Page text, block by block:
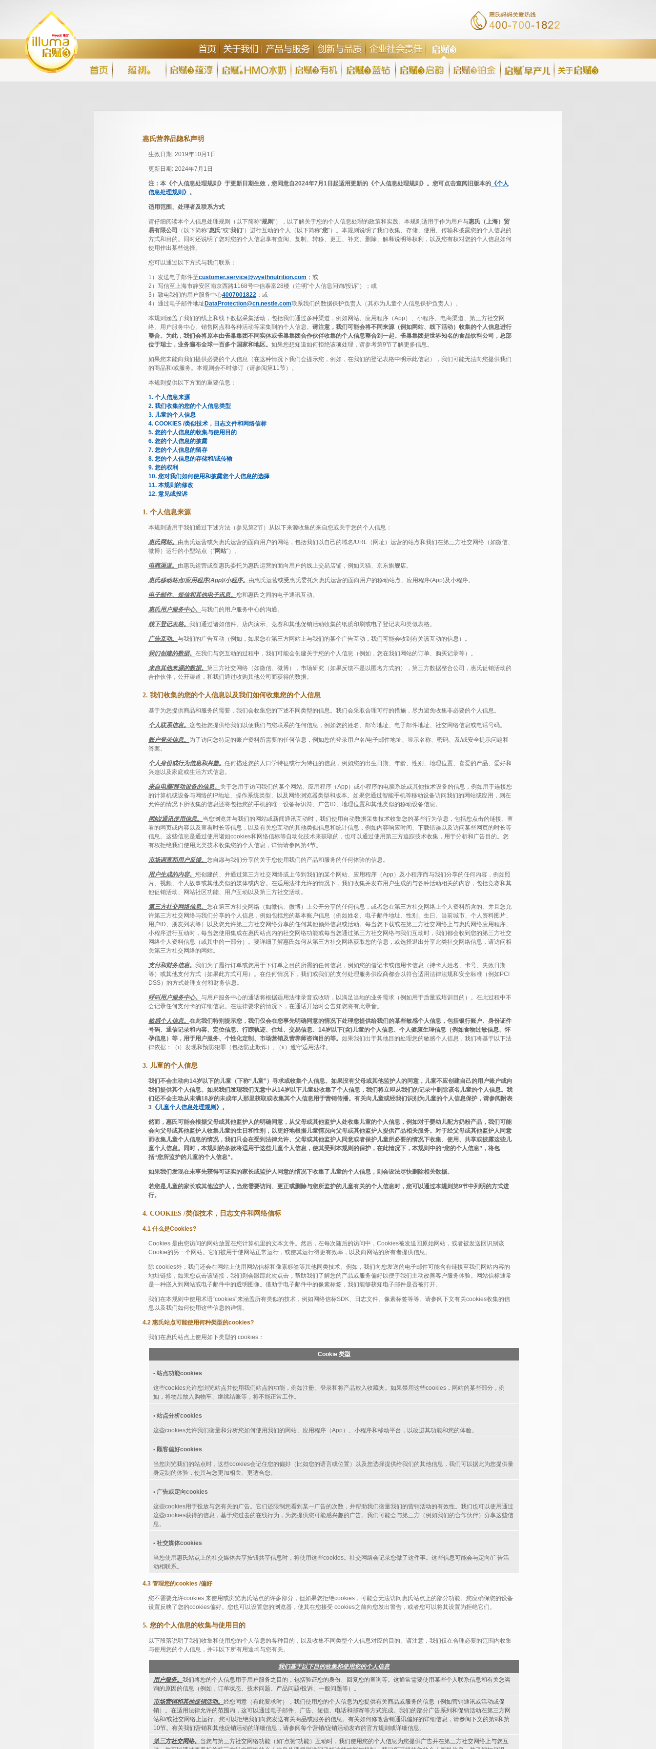
惠氏营养品隐私声明
生效日期: 2019年10月1日
更新日期: 2024年7月1日
注：本《个人信息处理规则》于更新日期生效，您同意自2024年7月1日起适用更新的《个人信息处理规则》。您可点击查阅旧版本的 《个人
信息处理规则》 。
适用范围、处理者及联系方式
请仔细阅读本个人信息处理规则（以下简称“规则”），以了解关于您的个人信息处理的政策和实践。本规则适用于作为用户与惠氏（上海）贸
易有限公司
（以下简称“惠氏”或“我们”）进行互动的个人（以下简称“您”）。本规则说明了我们收集、存储、使用、传输和披露您的个人信息的
方式和目的。同时还说明了您对您的个人信息享有查阅、复制、转移、更正、补充、删除、解释说明等权利，以及您有权对您的个人信息如何
使用作出某些选择。
您可以通过以下方式与我们联系：
1）发送电子邮件至customer.service@wyethnutrition.com ；或
2）写信至上海市静安区南京西路1168号中信泰富28楼（注明“个人信息问询/投诉”）；或
3）致电我们的用户服务中心4007001822 ；或
4）通过电子邮件地址 DataProtection@cn.nestle.com联系我们的数据保护负责人（其亦为儿童个人信息保护负责人）。
本规则涵盖了我们的线上和线下数据采集活动，包括我们通过多种渠道，例如网站、应用程序（App）、小程序、电商渠道、第三方社交网
络、用户服务中心、销售网点和各种活动等采集到的个人信息。 请注意，我们可能会将不同来源（例如网站、线下活动）收集的个人信息进行
整合。为此，我们会将原本由雀巢集团不同实体或雀巢集团合作伙伴收集的个人信息整合到一起。雀巢集团是世界知名的食品饮料公司，总部
位于瑞士，业务遍布全球一百多个国家和地区。 如果您想知道如何拒绝该项处理，请参考第9节了解更多信息。
如果您未能向我们提供必要的个人信息（在这种情况下我们会提示您，例如，在我们的登记表格中明示此信息），我们可能无法向您提供我们
的商品和/或服务。本规则会不时修订（请参阅第11节）。
本规则提供以下方面的重要信息：
1. 个人信息来源
2. 我们收集的您的个人信息类型
3. 儿童的个人信息
4. COOKIES /类似技术，日志文件和网络信标
5. 您的个人信息的收集与使用目的
6. 您的个人信息的披露
7. 您的个人信息的留存
8. 您的个人信息的存储和/或传输
9. 您的权利
10. 您对我们如何使用和披露您个人信息的选择
11. 本规则的修改
12. 意见或投诉
1. 个人信息来源
本规则适用于我们通过下述方法（参见第2节）从以下来源收集的来自您或关于您的个人信息：
惠氏网站。 由惠氏运营或为惠氏运营的面向用户的网站，包括我们以自己的域名/URL（网址）运营的站点和我们在第三方社交网络（如微信、
微博）运行的小型站点（“网站”）。
电商渠道。 由惠氏运营或受惠氏委托为惠氏运营的面向用户的线上交易店铺，例如天猫、京东旗舰店。
惠氏移动站点/应用程序(App)/小程序。 由惠氏运营或受惠氏委托为惠氏运营的面向用户的移动站点、应用程序(App)及小程序。
电子邮件、短信和其他电子讯息。 您和惠氏之间的电子通讯互动。
惠氏用户服务中心。 与我们的用户服务中心的沟通。
线下登记表格。 我们通过诸如信件、店内演示、竞赛和其他促销活动收集的纸质印刷或电子登记表和类似表格。
广告互动。 与我们的广告互动（例如，如果您在第三方网站上与我们的某个广告互动，我们可能会收到有关该互动的信息）。
我们创建的数据。 在我们与您互动的过程中，我们可能会创建关于您的个人信息（例如，您在我们网站的订单、购买记录等）。
来自其他来源的数据。 第三方社交网络（如微信、微博），市场研究（如果反馈不是以匿名方式的），第三方数据整合公司，惠氏促销活动的
合作伙伴，公开渠道，和我们通过收购其他公司而获得的数据。
2. 我们收集的您的个人信息以及我们如何收集您的个人信息
基于为您提供商品和服务的需要，我们会收集您的下述不同类型的信息。我们会采取合理可行的措施，尽力避免收集非必要的个人信息。
个人联系信息。 这包括您提供给我们以便我们与您联系的任何信息，例如您的姓名、邮寄地址、电子邮件地址、社交网络信息或电话号码。
账户登录信息。 为了访问您特定的账户资料所需要的任何信息，例如您的登录用户名/电子邮件地址、显示名称、密码、及/或安全提示问题和
答案。
个人身份或行为信息和兴趣。 任何描述您的人口学特征或行为特征的信息，例如您的出生日期、年龄、性别、地理位置、喜爱的产品、爱好和
兴趣以及家庭或生活方式信息。
来自电脑/移动设备的信息。 关于您用于访问我们的某个网站、应用程序（App）或小程序的电脑系统或其他技术设备的信息，例如用于连接您
的计算机或设备与网络的IP地址、操作系统类型、以及网络浏览器类型和版本。如果您通过智能手机等移动设备访问我们的网站或应用，则在
允许的情况下所收集的信息还将包括您的手机的唯一设备标识符、广告ID、地理位置和其他类似的移动设备信息。
网站/通讯使用信息。 当您浏览并与我们的网站或新闻通讯互动时，我们使用自动数据采集技术收集您的某些行为信息，包括您点击的链接、查
看的网页或内容以及查看时长等信息，以及有关您互动的其他类似信息和统计信息，例如内容响应时间、下载错误以及访问某些网页的时长等
信息。这些信息是通过使用诸如cookies和网络信标等自动化技术来获取的，也可以通过使用第三方追踪技术收集，用于分析和广告目的。您
有权拒绝我们使用此类技术收集您的个人信息，详情请参阅第4节。
市场调查和用户反馈。 您自愿与我们分享的关于您使用我们的产品和服务的任何体验的信息。
用户生成的内容。 您创建的、并通过第三方社交网络或上传到我们的某个网站、应用程序（App）及小程序而与我们分享的任何内容，例如照
片、视频、个人故事或其他类似的媒体或内容。在适用法律允许的情况下，我们收集并发布用户生成的与各种活动相关的内容，包括竞赛和其
他促销活动、网站社区功能、用户互动以及第三方社交活动。
第三方社交网络信息。 您在第三方社交网络（如微信、微博）上公开分享的任何信息，或者您在第三方社交网络上个人资料所含的、并且您允
许第三方社交网络与我们分享的个人信息，例如包括您的基本账户信息（例如姓名、电子邮件地址、性别、生日、当前城市、个人资料图片、
用户ID、朋友列表等）以及您允许第三方社交网络分享的任何其他额外信息或活动。每当您下载或在第三方社交网络上与惠氏网络应用程序、
小程序进行互动时，每当您使用集成在惠氏站点内的社交网络功能或每当您通过第三方社交网络与我们互动时，我们都会收到您的第三方社交
网络个人资料信息（或其中的一部分）。要详细了解惠氏如何从第三方社交网络获取您的信息，或选择退出分享此类社交网络信息，请访问相
关第三方社交网络的网站。
支付和财务信息。 我们为了履行订单或您用于下订单之目的所需的任何信息，例如您的借记卡或信用卡信息（持卡人姓名、卡号、失效日期
等）或其他支付方式（如果此方式可用）。在任何情况下，我们或我们的支付处理服务供应商都会以符合适用法律法规和安全标准（例如PCI
DSS）的方式处理支付和财务信息。
呼叫用户服务中心。 与用户服务中心的通话将根据适用法律录音或收听，以满足当地的业务需求（例如用于质量或培训目的）。在此过程中不
会记录任何支付卡的详细信息。在法律要求的情况下，在通话开始时会告知您将有此录音。
敏感个人信息。 在此我们特别提示您，我们仅会在您事先明确同意的情况下处理您提供给我们的某些敏感个人信息，包括银行账户、身份证件
号码、通信记录和内容、定位信息、行踪轨迹、住址、交易信息、14岁以下(含)儿童的个人信息、个人健康生理信息（例如食物过敏信息、怀
孕信息）等，用于用户服务、个性化定制、市场营销及营养师咨询目的等。 如果我们出于其他目的处理您的敏感个人信息，我们将基于以下法
律依据：（i）发现和预防犯罪（包括防止欺诈）; （ii）遵守适用法律。
3. 儿童的个人信息
我们不会主动向14岁以下的儿童（下称“儿童”）寻求或收集个人信息。如果没有父母或其他监护人的同意，儿童不应创建自己的用户账户或向
我们提供其个人信息。如果我们发现我们无意中从14岁以下儿童处收集了个人信息，我们将立即从我们的记录中删除该名儿童的个人信息。我
们还不会主动从未满18岁的未成年人那里获取或收集其个人信息用于营销传播。有关向儿童或经我们识别为儿童的个人信息保护，请参阅附表
3 《儿童个人信息处理规则》 。
然而，惠氏可能会根据父母或其他监护人的明确同意，从父母或其他监护人处收集儿童的个人信息，例如对于婴幼儿配方奶粉产品，我们可能
会向父母或其他监护人收集儿童的生日和性别，以更好地根据儿童情况向父母或其他监护人提供产品相关服务。对于经父母或其他监护人同意
而收集儿童个人信息的情况，我们只会在受到法律允许、父母或其他监护人同意或者保护儿童所必要的情况下收集、使用、共享或披露这些儿
童个人信息。同时，本规则的条款将适用于这些儿童个人信息，使其受到本规则的保护，在此情况下，本规则中的“您的个人信息”，将包
括“您所监护的儿童的个人信息”。
如果我们发现在未事先获得可证实的家长或监护人同意的情况下收集了儿童的个人信息，则会设法尽快删除相关数据。
若您是儿童的家长或其他监护人，当您需要访问、更正或删除与您所监护的儿童有关的个人信息时，您可以通过本规则第9节中列明的方式进
行。
4. COOKIES /类似技术，日志文件和网络信标
4.1 什么是Cookies?
Cookies 是由您访问的网站放置在您计算机里的文本文件。然后，在每次随后的访问中，Cookies被发送回原始网站，或者被发送回识别该
Cookie的另一个网站。它们被用于使网站正常运行，或使其运行得更有效率，以及向网站的所有者提供信息。
除 cookies外，我们还会在网站上使用网站信标和像素标签等其他同类技术。例如，我们向您发送的电子邮件可能含有链接至我们网站内容的
地址链接，如果您点击该链接，我们则会跟踪此次点击，帮助我们了解您的产品或服务偏好以便于我们主动改善客户服务体验。网站信标通常
是一种嵌入到网站或电子邮件中的透明图像。借助于电子邮件中的像素标签，我们能够获知电子邮件是否被打开。
我们在本规则中使用术语“cookies”来涵盖所有类似的技术，例如网络信标SDK、日志文件、像素标签等等。请参阅下文有关cookies收集的信
息以及我们如何使用这些信息的详情。
4.2 惠氏站点可能使用何种类型的cookies?
我们在惠氏站点上使用如下类型的 cookies：
Cookie 类型
• 站点功能cookies
这些cookies允许您浏览站点并使用我们站点的功能，例如注册、登录和将产品放入收藏夹。如果禁用这些cookies，网站的某些部分，例
如，将物品放入购物车、继续结账等，将不能正常工作。
• 站点分析cookies
这些cookies允许我们衡量和分析您如何使用我们的网站、应用程序（App）、小程序和移动平台，以改进其功能和您的体验。
• 顾客偏好cookies
当您浏览我们的站点时，这些cookies会记住您的偏好（比如您的语言或位置）以及您选择提供给我们的其他信息，我们可以据此为您提供量
身定制的体验，使其与您更加相关、更适合您。
• 广告或定向cookies
这些cookies用于投放与您有关的广告。它们还限制您看到某一广告的次数，并帮助我们衡量我们的营销活动的有效性。我们也可以使用通过
这些cookies获得的信息，基于您过去的在线行为，为您提供您可能感兴趣的广告。我们可能会与第三方（例如我们的合作伙伴）分享这些信
息。
• 社交媒体cookies
当您使用惠氏站点上的社交媒体共享按钮共享信息时，将使用这些cookies。社交网络会记录您做了这件事。这些信息可能会与定向/广告活
动相联系。
4.3 管理您的cookies /偏好
您不需要允许cookies 来使用或浏览惠氏站点的许多部分，但如果您拒绝cookies，可能会无法访问惠氏站点上的部分功能。您应确保您的设备
设置反映了您的cookies偏好。您也可以设置您的浏览器，使其在您接受 cookies之前向您发出警告，或者您可以将其设置为拒绝它们。
5. 您的个人信息的收集与使用目的
以下段落说明了我们收集和使用您的个人信息的各种目的，以及收集不同类型个人信息对应的目的。请注意，我们仅在合理必要的范围内收集
与使用您的个人信息，并非以下所有用途均与您有关。
我们基于以下目的收集和使用您的个人信息
用户服务。 我们将您的个人信息用于用户服务之目的，包括验证您的身份、回复您的查询等。这通常需要使用某些个人联系信息和有关您咨
询的原因的信息（例如，订单状态、技术问题、产品问题/投诉、一般问题等）。
市场营销和其他促销活动。 经您同意（有此要求时），我们使用您的个人信息为您提供有关商品或服务的信息（例如营销通讯或活动或促
销）。在适用法律允许的范围内，这可以通过电子邮件、广告、短信、电话和邮寄等方式完成。我们的部分广告系列和促销活动在第三方网
站和/或社交网络上运行。您可以拒绝我们向您发送有关商品或服务的信息。有关如何修改营销通讯偏好的详细信息，请参阅下文的第9和第
10节。有关我们营销和其他促销活动的详细信息，请参阅每个营销/促销活动发布的官方规则或详细信息。
第三方社交网络。 当您与第三方社交网络功能（如“点赞”功能）互动时，我们使用您的个人信息为您提供广告并在第三方社交网络上与您互